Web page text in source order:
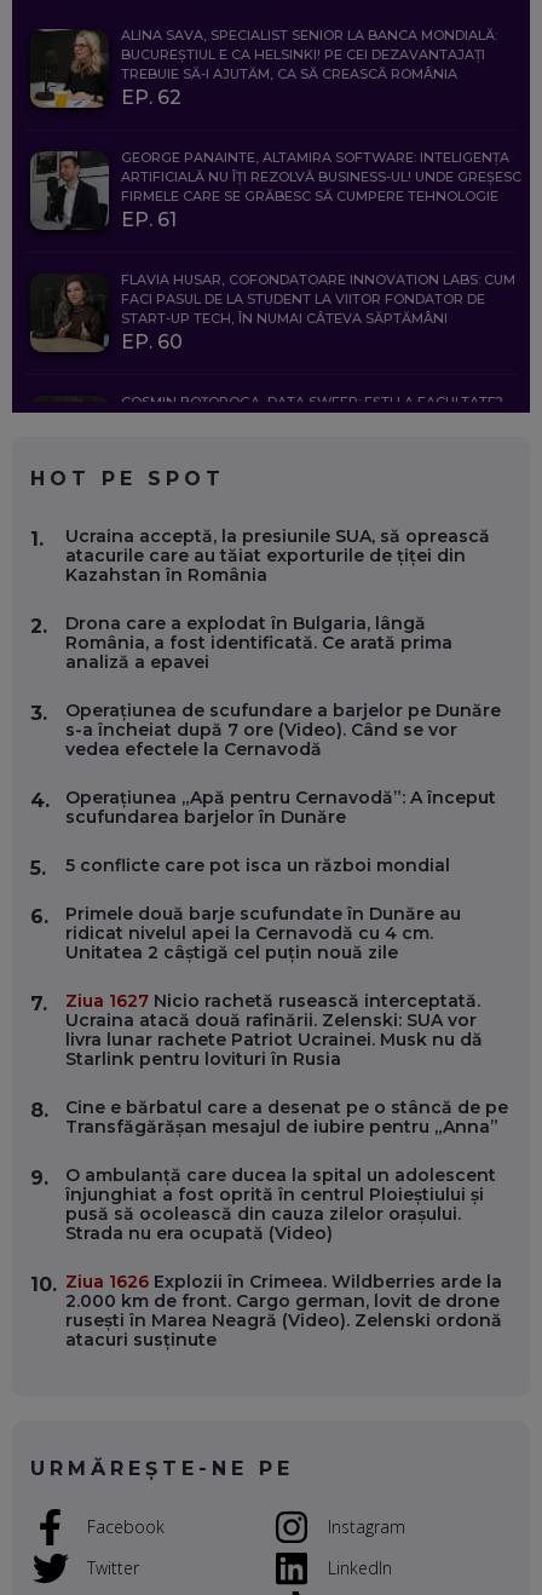
ALINA SAVA, SPECIALIST SENIOR LA BANCA MONDIALĂ:
BUCUREȘTIUL E CA HELSINKI! PE CEI DEZAVANTAJAȚI
TREBUIE SĂ-I AJUTĂM, CA SĂ CREASCĂ ROMÂNIA
EP. 62
GEORGE PANAINTE, ALTAMIRA SOFTWARE: INTELIGENȚA
ARTIFICIALĂ NU ÎȚI REZOLVĂ BUSINESS-UL! UNDE GREȘESC
FIRMELE CARE SE GRĂBESC SĂ CUMPERE TEHNOLOGIE
EP. 61
FLAVIA HUSAR, COFONDATOARE INNOVATION LABS: CUM
FACI PASUL DE LA STUDENT LA VIITOR FONDATOR DE
START-UP TECH, ÎN NUMAI CÂTEVA SĂPTĂMÂNI
EP. 60
COSMIN BOȚOROGA, DATA SWEEP: EȘTI LA FACULTATE?
FOLOSEȘTI TEHNOLOGIA CA SĂ FII MAI BUN LA JOB. ȘI CUM
SE VA SCHIMBA MUNCA, ÎN URMĂTORII ANI
EP. 58
MARIUS PAȘCULEA, COFONDATOR AL KULTH: CUM
FOLOSEȘTI TEHNOLOGIA CA SĂ ÎȚI DESCHIZI DRUMUL
EP. 57
EFICIENT VIAȚA ONLINE. ȘI CARE SUNT PRIMII PAȘI ÎNTR-O
CARIERĂ DE „HACKER CU PERMIS”
EP. 56
ÎNVAȚĂ AEO ȘI GEO!
EP. 55
OLIVIU MATEI, HOLISUN: SOFTWARE DE LA CLUJ PENTRU
WASHINGTON, OCHELARI INTELIGENȚI ȘI FERME
VERTICALE FĂRĂ PĂMÂNT
EP. 54
VALENTIN VANCEA, CEO AL PATRIA BANK: AUTOMATIZĂM
INSTITUȚIILE STATULUI?
EP. 53
GLOBALĂ, FĂRĂ SĂ PIERZI LEGĂTURA CU COMUNITATEA
TA LOCALĂ - ȘI CE SĂ DAI ÎNAPOI
EP. 52
PARTICIPANȚII LA DEZBATERILE DE PE REȚELE SOCIALE
ȚIPĂ, CU FEȚELE ACOPERITE. CUM ÎNVĂȚĂM SĂ DISCUTĂM
EP. 50
HOT PE SPOT
1.
Ucraina acceptă, la presiunile SUA, să oprească
atacurile care au tăiat exporturile de țiței din
Kazahstan în România
2.
Drona care a explodat în Bulgaria, lângă
România, a fost identificată. Ce arată prima
analiză a epavei
3.
Operațiunea de scufundare a barjelor pe Dunăre
s-a încheiat după 7 ore (Video). Când se vor
vedea efectele la Cernavodă
4.
Operațiunea „Apă pentru Cernavodă”: A început
scufundarea barjelor în Dunăre
5. 5 conflicte care pot isca un război mondial
6.
Primele două barje scufundate în Dunăre au
ridicat nivelul apei la Cernavodă cu 4 cm.
Unitatea 2 câștigă cel puțin nouă zile
7. Ziua 1627 Nicio rachetă rusească interceptată.
Ucraina atacă două rafinării. Zelenski: SUA vor
livra lunar rachete Patriot Ucrainei. Musk nu dă
Starlink pentru lovituri în Rusia
8.
Cine e bărbatul care a desenat pe o stâncă de pe
Transfăgărășan mesajul de iubire pentru „Anna”
9.
O ambulanță care ducea la spital un adolescent
înjunghiat a fost oprită în centrul Ploieștiului și
pusă să ocolească din cauza zilelor orașului.
Strada nu era ocupată (Video)
10. Ziua 1626 Explozii în Crimeea. Wildberries arde la
2.000 km de front. Cargo german, lovit de drone
rusești în Marea Neagră (Video). Zelenski ordonă
atacuri susținute
URMĂREȘTE-NE PE
Facebook
Twitter
Instagram
LinkedIn